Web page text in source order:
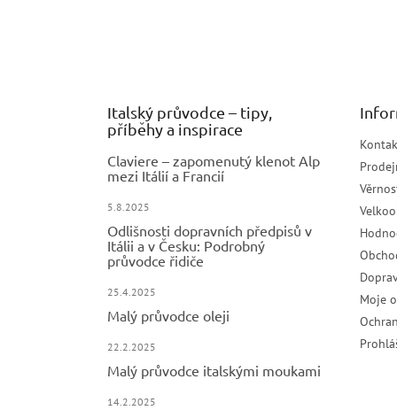
Italský průvodce – tipy,
příběhy a inspirace
Claviere – zapomenutý klenot Alp
mezi Itálií a Francií
5.8.2025
Odlišnosti dopravních předpisů v
Itálii a v Česku: Podrobný
průvodce řidiče
25.4.2025
Malý průvodce oleji
22.2.2025
Malý průvodce italskými moukami
14.2.2025
Moje